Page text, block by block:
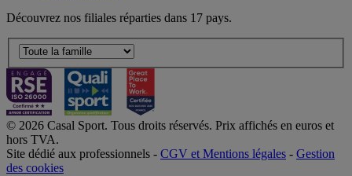
Découvrez nos filiales réparties dans 17 pays.
© 2026 Casal Sport. Tous droits réservés. Prix affichés en euros et
hors TVA.
Site dédié aux professionnels - CGV et Mentions légales - Gestion
des cookies